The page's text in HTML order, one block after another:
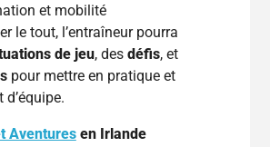
et mobilité
le tout, l’entraîneur pourra
de jeu, desdéfis, et
pour mettre en pratique et
d’équipe.
Aventuresen Irlande